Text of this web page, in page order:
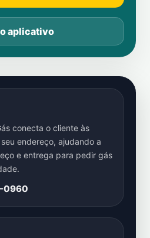
aplicativo
conecta o cliente às
endereço, ajudando a
e entrega para pedir gás
0960